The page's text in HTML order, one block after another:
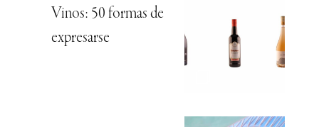
Vinos: 50 formas de
expresarse